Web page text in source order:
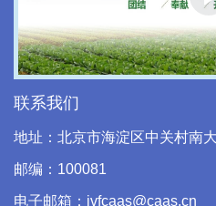
联系我们
地址：北京市海淀区中关村南
邮编：100081
电子邮箱：ivfcaas@caas.cn